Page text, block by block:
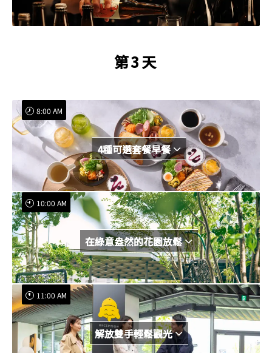
第3天
4種可選套餐早餐
8:00 AM
在綠意盎然的花園放鬆
10:00 AM
解放雙手輕鬆觀光
11:00 AM